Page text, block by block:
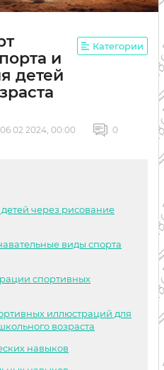
и
детей
Категории
06 02 2024, 00:00 0
через рисование
виды спорта
спортивных
иллюстраций для
возраста
навыков